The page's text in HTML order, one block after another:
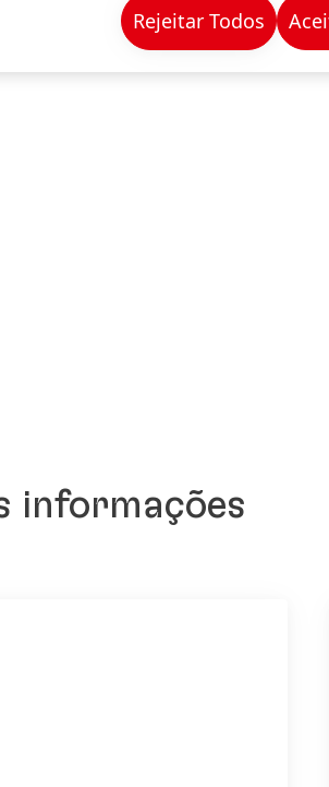
Brasil.
informações
Rejeitar Todos